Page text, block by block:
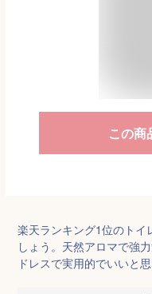
この商
楽天ランキング1位のト
しょう。天然アロマで強
ドレスで実用的でいいと